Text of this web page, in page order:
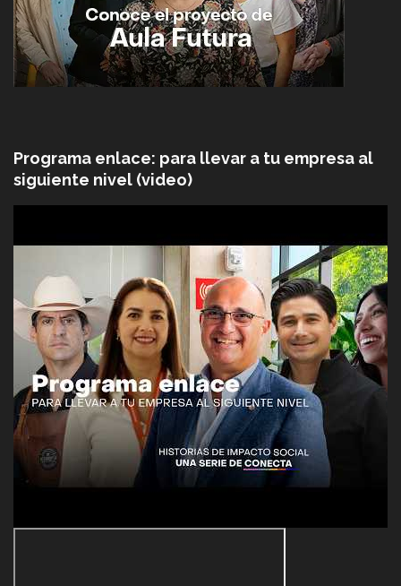
Programa enlace: para llevar a tu empresa al
siguiente nivel (video)